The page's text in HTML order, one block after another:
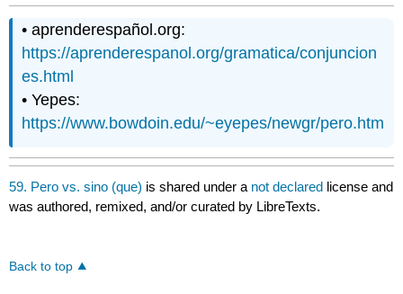
• aprenderespañol.org:
https://aprenderespanol.org/gramatica/conjuncion
es.html
• Yepes:
https://www.bowdoin.edu/~eyepes/newgr/pero.htm
59. Pero vs. sino (que) is shared under a not declared license and
was authored, remixed, and/or curated by LibreTexts.
Back to top